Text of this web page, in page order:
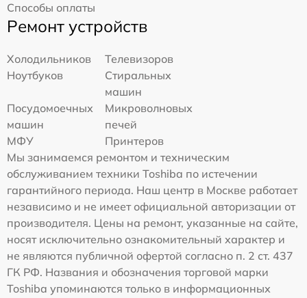
Способы оплаты
Ремонт устройств
Холодильников
Телевизоров
Ноутбуков
Стиральных
машин
Посудомоечных
машин
Микроволновых
печей
МФУ
Принтеров
Мы занимаемся ремонтом и техническим
обслуживанием техники Toshiba по истечении
гарантийного периода. Наш центр в Москве работает
независимо и не имеет официальной авторизации от
производителя. Цены на ремонт, указанные на сайте,
носят исключительно ознакомительный характер и
не являются публичной офертой согласно п. 2 ст. 437
ГК РФ. Названия и обозначения торговой марки
Toshiba упоминаются только в информационных